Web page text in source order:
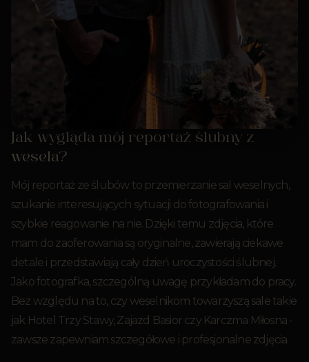
Jak wygląda mój reportaż ślubny z
wesela?
Mój reportaż ze ślubów to przemierzanie sal weselnych,
szukanie interesujących sytuacji do fotografowania i
szybkie reagowanie na nie. Dzięki temu zdjęcia, które
mam do zaoferowania są oryginalne, zawierają ciekawe
detale i przedstawiają cały dzień uroczystości ślubnej.
Jako fotografka, szczególną uwagę przykładam do pracy.
Bez względu na to, czy weselnikom towarzyszą sale takie
jak Hotel Trzy Stawy, Zajazd Basior czy Karczma Miłosna -
zawsze zapewniam szczegółowe i profesjonalne zdjęcia.